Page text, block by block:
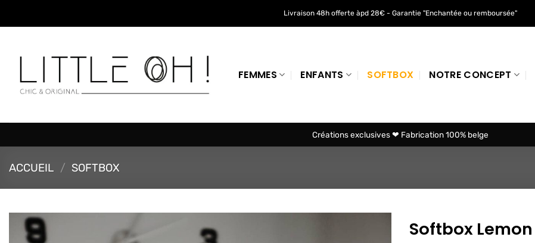
Livraison 48h offerte àpd 28€ - Garantie "Enchantée ou remboursée"
FEMMES ENFANTS SOFTBOX NOTRE CONCEPT
Créations exclusives ❤ Fabrication 100% belge
ACCUEIL / SOFTBOX
Softbox Lemon